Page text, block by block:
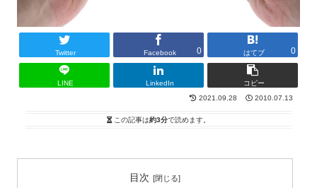
Twitter Facebook 0 はてブ 0
LINE LinkedIn
コピー
2021.09.28
2010.07.13
この記事は約3分で読めます。
目次